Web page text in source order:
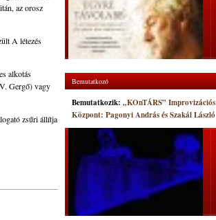
az orosz
A létezés
alkotás
Gergő) vagy
zsűri állítja
Bemutatkozó
Bemutatkozik: „KOnTÁRS” Improvizációs
Központ: Pagonyi András és Szakál László